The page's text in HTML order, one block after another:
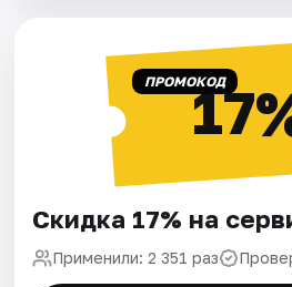
ПРОМОКОД
Скидка 17% на
Применили: 2 351 раз